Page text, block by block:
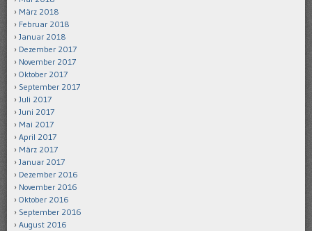
März 2018
Februar 2018
Januar 2018
Dezember 2017
November 2017
Oktober 2017
September 2017
Juli 2017
Juni 2017
Mai 2017
April 2017
März 2017
Januar 2017
Dezember 2016
November 2016
Oktober 2016
September 2016
August 2016